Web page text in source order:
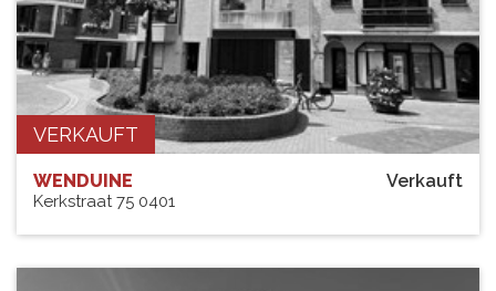
VERKAUFT
Verkauft
WENDUINE
Kerkstraat 75 0401